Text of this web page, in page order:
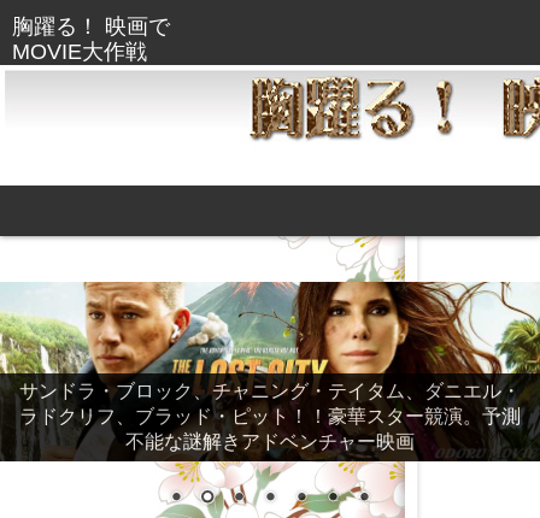
サンドラ・ブロック、チャニング・テイタム、ダニエル・
ラドクリフ、ブラッド・ピット！！豪華スター競演。予測
不能な謎解きアドベンチャー映画